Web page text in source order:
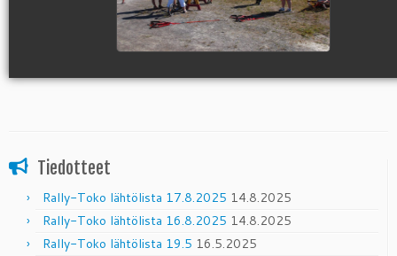
Tiedotteet
Rally-Toko lähtölista 17.8.2025 14.8.2025
Rally-Toko lähtölista 16.8.2025 14.8.2025
Rally-Toko lähtölista 19.5 16.5.2025